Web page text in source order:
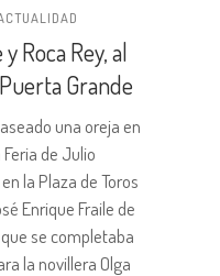
Roca Rey, al
Grande
una oreja en
de Julio
la Plaza de Toros
Enrique Fraile de
se completaba
la novillera Olga